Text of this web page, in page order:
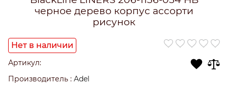
черное дерево корпус ассорти
рисунок
Нет в наличии
Артикул:
Производитель : Adel